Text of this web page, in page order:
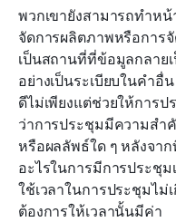
พวกเขายังสามารถทำห
จัดการผลิตภาพหรือการ
เป็นสถานที่ที่ข้อมูลกลาย
อย่างเป็นระเบียบในคำ
ดีไม่เพียงแต่ช่วยให้การ
ว่าการประชุมมีความสำ
หรือผลลัพธ์ใด ๆ หลังจา
อะไรในการมีการประชุม
ใช้เวลาในการประชุมไ
ต้องการให้เวลานั้นมีค่า